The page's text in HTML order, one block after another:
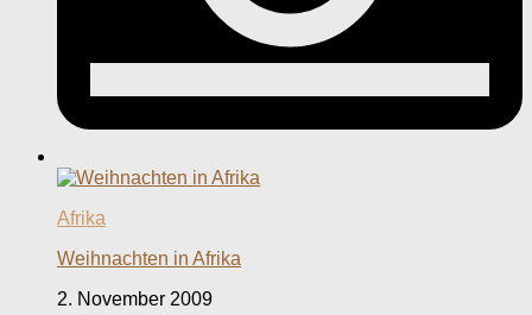
Afrika
Weihnachten in Afrika
2. November 2009